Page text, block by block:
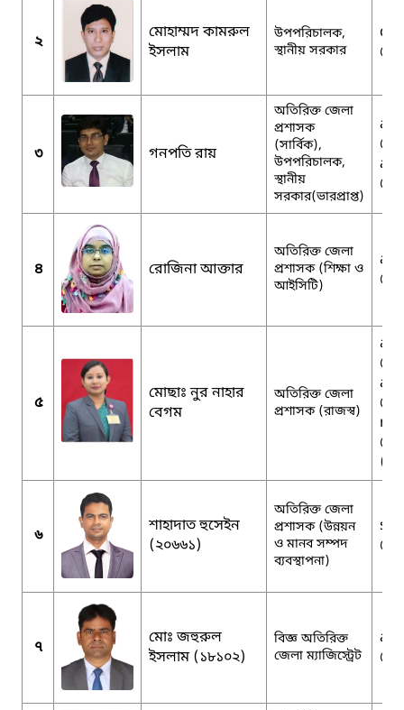
২
মোহাম্মদ কামরুল
ইসলাম
উপপরিচালক,
স্থানীয় সরকার
৩ গনপতি রায়
অতিরিক্ত জেলা
প্রশাসক
(সার্বিক),
উপপরিচালক,
স্থানীয়
সরকার(ভারপ্রাপ্ত)
৪ রোজিনা আক্তার
অতিরিক্ত জেলা
প্রশাসক (শিক্ষা ও
আইসিটি)
৫
মোছাঃ নুর নাহার
বেগম
অতিরিক্ত জেলা
প্রশাসক (রাজস্ব)
৬
শাহাদাত হুসেইন
(২০৬৬১)
অতিরিক্ত জেলা
প্রশাসক (উন্নয়ন
ও মানব সম্পদ
ব্যবস্থাপনা)
৭
মোঃ জহুরুল
ইসলাম (১৮১০২)
বিজ্ঞ অতিরিক্ত
জেলা ম্যাজিস্ট্রেট